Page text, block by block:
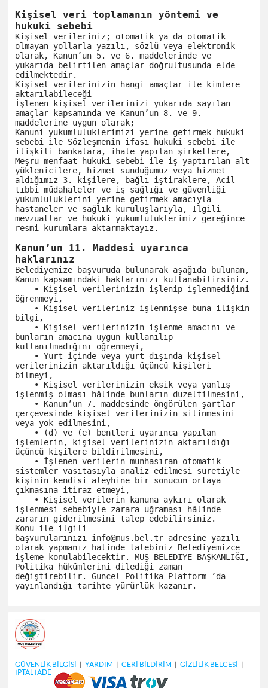
Kişisel veri toplamanın yöntemi ve
hukuki sebebi
Kişisel verileriniz; otomatik ya da otomatik
olmayan yollarla yazılı, sözlü veya elektronik
olarak, Kanun’un 5. ve 6. maddelerinde ve
yukarıda belirtilen amaçlar doğrultusunda elde
edilmektedir.
Kişisel verilerinizin hangi amaçlar ile kimlere
aktarılabileceği
İşlenen kişisel verilerinizi yukarıda sayılan
amaçlar kapsamında ve Kanun’un 8. ve 9.
maddelerine uygun olarak;
Kanuni yükümlülüklerimizi yerine getirmek hukuki
sebebi ile Sözleşmenin ifası hukuki sebebi ile
ilişkili bankalara, ihale yapılan şirketlere,
Meşru menfaat hukuki sebebi ile iş yaptırılan alt
yüklenicilere, hizmet sunduğumuz veya hizmet
aldığımız 3. kişilere, bağlı iştiraklere, Acil
tıbbi müdahaleler ve iş sağlığı ve güvenliği
yükümlülüklerini yerine getirmek amacıyla
hastaneler ve sağlık kuruluşlarıyla, İlgili
mevzuatlar ve hukuki yükümlülüklerimiz gereğince
resmi kurumlara aktarmaktayız.
Kanun’un 11. Maddesi uyarınca
haklarınız
Belediyemize başvuruda bulunarak aşağıda bulunan,
Kanun kapsamındaki haklarınızı kullanabilirsiniz.
öğrenmeyi,
bilgi,
bunların amacına uygun kullanılıp
kullanılmadığını öğrenmeyi,
verilerinizin aktarıldığı üçüncü kişileri
bilmeyi,
işlenmiş olması hâlinde bunların düzeltilmesini,
çerçevesinde kişisel verilerinizin silinmesini
veya yok edilmesini,
işlemlerin, kişisel verilerinizin aktarıldığı
üçüncü kişilere bildirilmesini,
sistemler vasıtasıyla analiz edilmesi suretiyle
kişinin kendisi aleyhine bir sonucun ortaya
çıkmasına itiraz etmeyi,
işlenmesi sebebiyle zarara uğraması hâlinde
zararın giderilmesini talep edebilirsiniz.
Konu ile ilgili
başvurularınızı info@mus.bel.tr adresine yazılı
olarak yapmanız halinde talebiniz Belediyemizce
işleme konulabilecektir. MUŞ BELEDİYE BAŞKANLIĞI,
Politika hükümlerini dilediği zaman
değiştirebilir. Güncel Politika Platform ’da
GÜVENLİK BİLGİSİ | YARDIM | GERİ BİLDİRİM | GİZLİLİK BELGESİ |
İPTAL İADE